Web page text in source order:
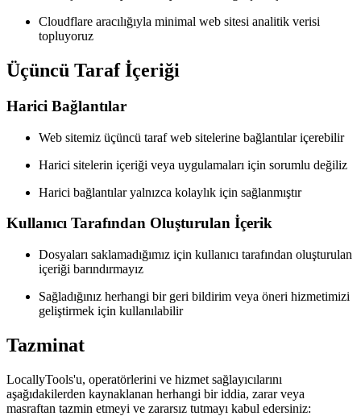
Cloudflare aracılığıyla minimal web sitesi analitik verisi
topluyoruz
Üçüncü Taraf İçeriği
Harici Bağlantılar
Web sitemiz üçüncü taraf web sitelerine bağlantılar içerebilir
Harici sitelerin içeriği veya uygulamaları için sorumlu değiliz
Harici bağlantılar yalnızca kolaylık için sağlanmıştır
Kullanıcı Tarafından Oluşturulan İçerik
Dosyaları saklamadığımız için kullanıcı tarafından oluşturulan
içeriği barındırmayız
Sağladığınız herhangi bir geri bildirim veya öneri hizmetimizi
geliştirmek için kullanılabilir
Tazminat
LocallyTools'u, operatörlerini ve hizmet sağlayıcılarını
aşağıdakilerden kaynaklanan herhangi bir iddia, zarar veya
masraftan tazmin etmeyi ve zararsız tutmayı kabul edersiniz: